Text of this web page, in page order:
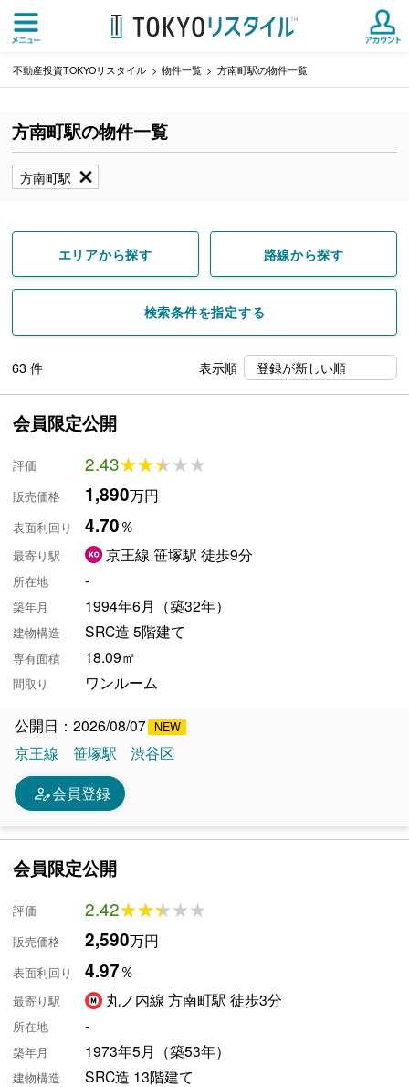
不動産投資TOKYOリスタイル 物件一覧 方南町駅の物件一覧
方南町駅の物件一覧
方南町駅
エリアから探す 路線から探す
検索条件を指定する
63件 表示順
会員限定公開
評価 2.43★★★★★
★★★★★
販売価格 1,890万円
表面利回り 4.70％
最寄り駅 京王線 笹塚駅 徒歩9分
所在地 -
築年月 1994年6月（築32年）
建物構造 SRC造 5階建て
専有面積 18.09㎡
間取り ワンルーム
公開日：2026/08/07
京王線
笹塚駅 渋谷区
person_edit会員登録
会員限定公開
評価 2.42★★★★★
★★★★★
販売価格 2,590万円
表面利回り 4.97％
最寄り駅 丸ノ内線 方南町駅 徒歩3分
所在地 -
築年月 1973年5月（築53年）
建物構造 SRC造 13階建て